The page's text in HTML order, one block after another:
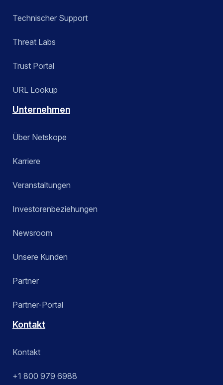
Technischer Support
Threat Labs
Trust Portal
URL Lookup
Unternehmen
Über Netskope
Karriere
Veranstaltungen
Investorenbeziehungen
Newsroom
Unsere Kunden
Partner
Partner-Portal
Kontakt
Kontakt
+1 800 979 6988